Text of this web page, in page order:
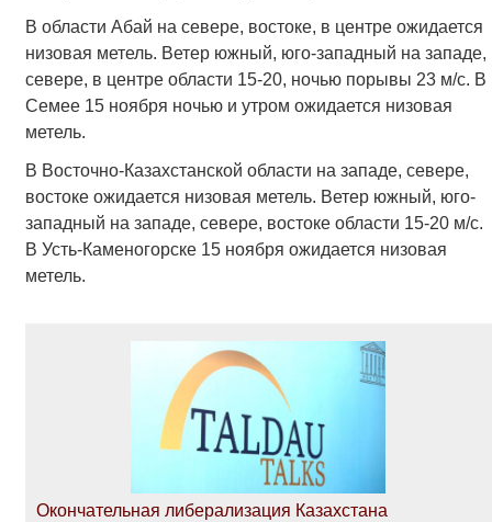
В области Абай на севере, востоке, в центре ожидается
низовая метель. Ветер южный, юго-западный на западе,
севере, в центре области 15-20, ночью порывы 23 м/с. В
Семее 15 ноября ночью и утром ожидается низовая
метель.
В Восточно-Казахстанской области на западе, севере,
востоке ожидается низовая метель. Ветер южный, юго-
западный на западе, севере, востоке области 15-20 м/с.
В Усть-Каменогорске 15 ноября ожидается низовая
метель.
Окончательная либерализация Казахстана